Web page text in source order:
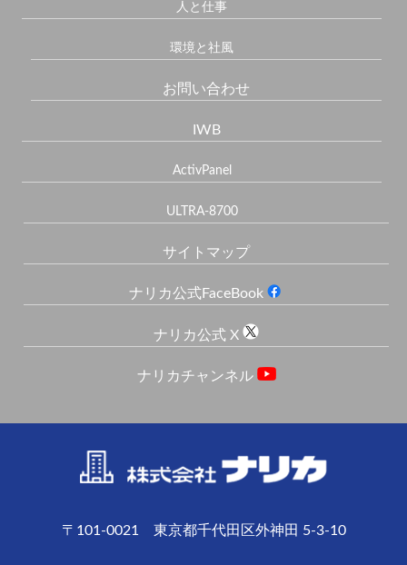
人と仕事
環境と社風
お問い合わせ
IWB
ActivPanel
ULTRA-8700
サイトマップ
ナリカ公式FaceBook
ナリカ公式 X
ナリカチャンネル
〒101-0021 東京都千代田区外神田 5-3-10